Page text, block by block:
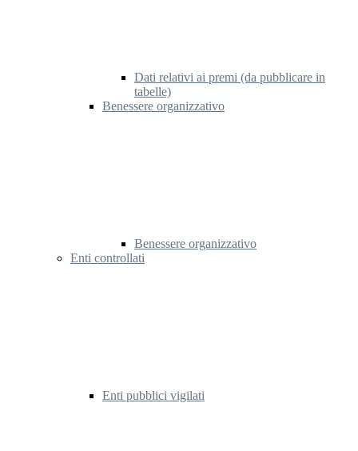
Dati relativi ai premi (da pubblicare in
tabelle)
Benessere organizzativo
Benessere organizzativo
Enti controllati
Enti pubblici vigilati